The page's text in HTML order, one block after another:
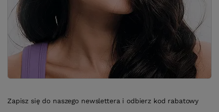
Zapisz się do naszego newslettera i odbierz kod rabatowy